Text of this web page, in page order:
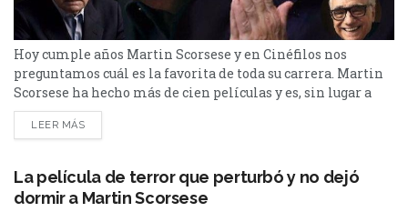
Hoy cumple años Martin Scorsese y en Cinéfilos nos
preguntamos cuál es la favorita de toda su carrera. Martin
Scorsese ha hecho más de cien películas y es, sin lugar a
dudas, uno de los grandes directores de la historia del cine,
no solo de la actualidad. Comenzó su carrera en 1964, con
LEER MÁS
La película de terror que perturbó y no dejó
dormir a Martin Scorsese